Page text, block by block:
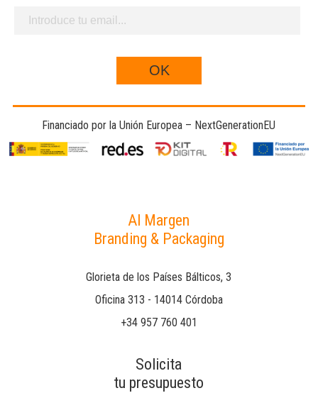
Financiado por la Unión Europea – NextGenerationEU
Al Margen
Branding & Packaging
Glorieta de los Países Bálticos, 3
Oficina 313 - 14014 Córdoba
+34 957 760 401
Solicita
tu presupuesto